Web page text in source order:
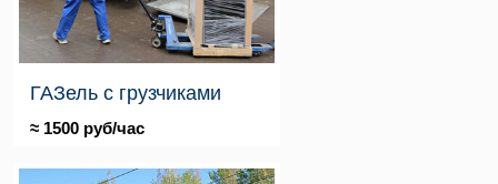
ГАЗель с грузчиками
≈ 1500 руб/час